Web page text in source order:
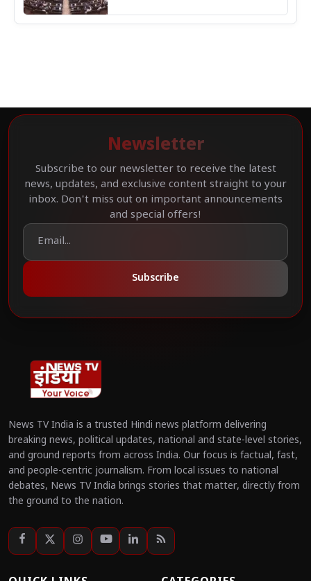
लगेगा कोर्ट का आदेश
Newsletter
Subscribe to our newsletter to receive the latest
news, updates, and exclusive content straight to your
inbox. Don't miss out on important announcements
and special offers!
Subscribe
News TV India is a trusted Hindi news platform delivering
breaking news, political updates, national and state-level stories,
and ground reports from across India. Our focus is factual, fast,
and people-centric journalism. From local issues to national
debates, News TV India brings stories that matter, directly from
the ground to the nation.